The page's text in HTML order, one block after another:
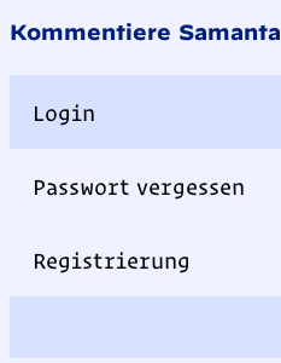
Kommentiere
Login
Passwort vergessen
Registrierung